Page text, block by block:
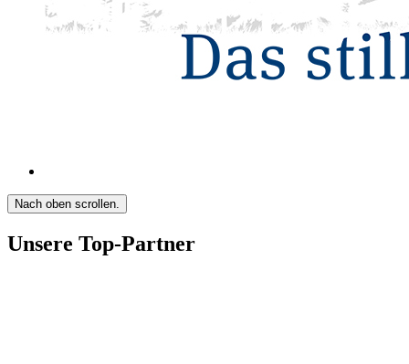
Nach oben scrollen.
Unsere Top-Partner